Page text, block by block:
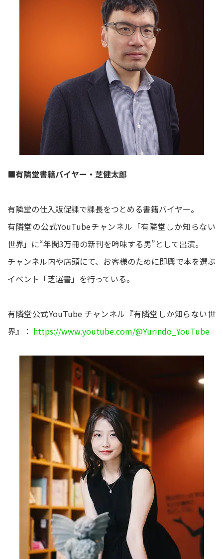
■有隣堂書籍バイヤー・芝健太郎
有隣堂の仕入販促課で課長をつとめる書籍バイヤー。
有隣堂の公式YouTubeチャンネル「有隣堂しか知らない
世界」に“年間3万冊の新刊を吟味する男”として出演。
チャンネル内や店頭にて、お客様のために即興で本を選ぶ
イベント「芝選書」を行っている。
有隣堂公式YouTube チャンネル『有隣堂しか知らない世
界』： https://www.youtube.com/@Yurindo_YouTube